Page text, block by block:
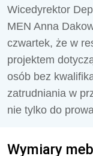
Wicedyrektor
MEN Anna
czwartek, że w
projektem
osób bez
zatrudniania w
nie tylko do
Wymiary